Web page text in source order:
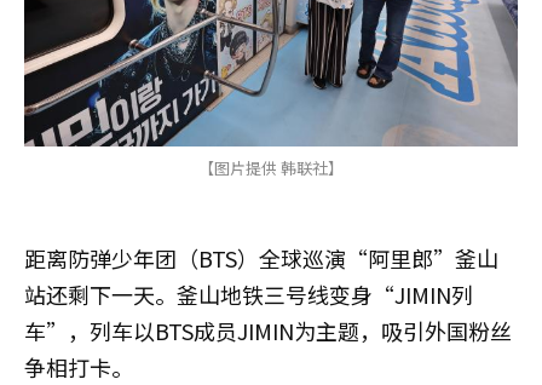
【图片提供 韩联社】
距离防弹少年团（BTS）全球巡演“阿里郎”釜山
站还剩下一天。釜山地铁三号线变身“JIMIN列
车”，列车以BTS成员JIMIN为主题，吸引外国粉丝
争相打卡。